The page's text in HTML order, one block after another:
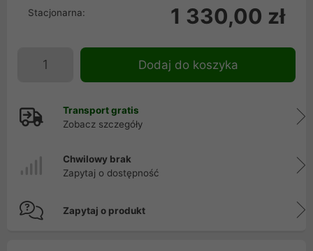
Stacjonarna: 1 330,00 zł
Dodaj do koszyka
Transport gratis
Zobacz szczegóły
Chwilowy brak
Zapytaj o dostępność
Zapytaj o produkt